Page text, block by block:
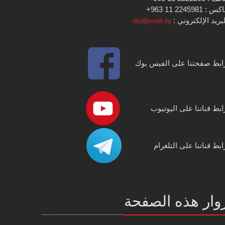
: 2245981 11 963+
الإلكتروني : dci@mail.sy
صفحتنا على الفيس بوك
قناتنا على اليوتيوب
قناتنا على التلغرام
هذه الصفحة